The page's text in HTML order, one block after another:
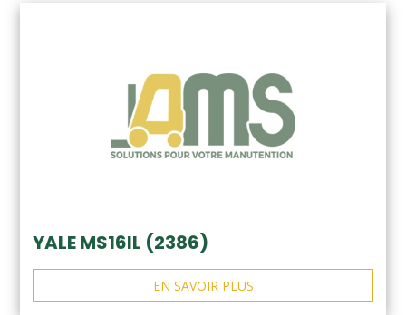
YALE MS16IL (2386)
EN SAVOIR PLUS